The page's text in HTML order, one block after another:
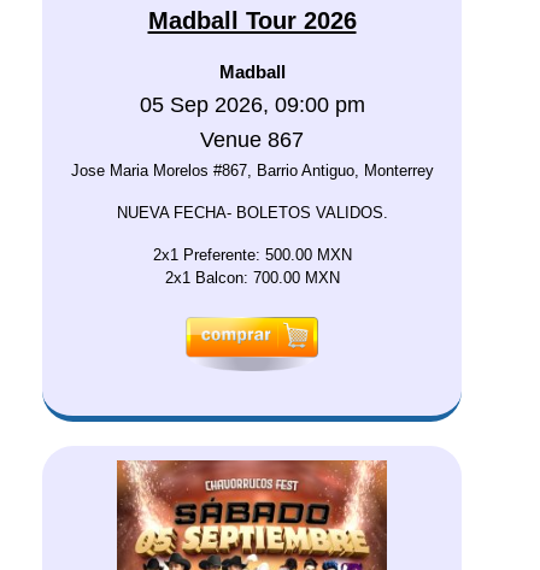
Madball Tour 2026
Madball
05 Sep 2026, 09:00 pm
Venue 867
Jose Maria Morelos #867, Barrio Antiguo, Monterrey
NUEVA FECHA- BOLETOS VALIDOS.
2x1 Preferente: 500.00 MXN
2x1 Balcon: 700.00 MXN